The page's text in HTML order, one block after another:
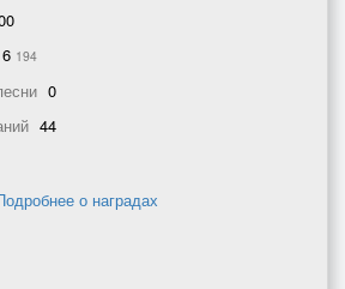
6 194
0
44
о наградах